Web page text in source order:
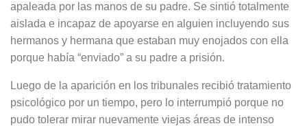
apaleada por las manos de su padre. Se sintió totalmente
aislada e incapaz de apoyarse en alguien incluyendo sus
hermanos y hermana que estaban muy enojados con ella
porque había “enviado” a su padre a prisión.
Luego de la aparición en los tribunales recibió tratamiento
psicológico por un tiempo, pero lo interrumpió porque no
pudo tolerar mirar nuevamente viejas áreas de intenso